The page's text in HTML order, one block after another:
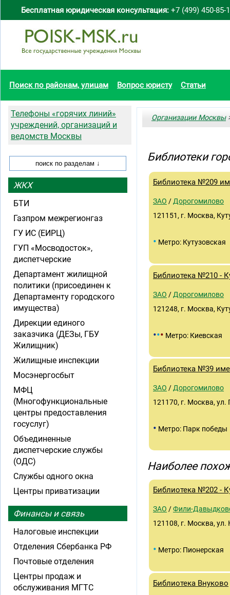
Бесплатная юридическая консультация: +7 (499) 450-85-
Поиск по районам, улицам Вопрос юристу Статьи
Организации Москвы
Библиотеки
Библиотека №209
ЗАО / Дорогомилово
121151, г. Москва,
• Метро: Кутузовская
Библиотека №210 -
ЗАО / Дорогомилово
121248, г. Москва,
••• Метро: Киевская
Библиотека №39
ЗАО / Дорогомилово
121170, г. Москва, ул.
• Метро: Парк победы
Наиболее
Библиотека №202 -
ЗАО /Фили-
121108, г. Москва, ул.
• Метро: Пионерская
Библиотека Внуково
Телефоны «горячих линий»
учреждений, организаций и
ведомств Москвы
ЖКХ
БТИ
Газпром межрегионгаз
ГУ ИС (ЕИРЦ)
ГУП «Мосводосток»,
диспетчерские
Департамент жилищной
политики (присоединен к
Департаменту городского
имущества)
Дирекции единого
заказчика (ДЕЗы, ГБУ
Жилищник)
Жилищные инспекции
Мосэнергосбыт
МФЦ
(Многофункциональные
центры предоставления
госуслуг)
Объединенные
диспетчерские службы
(ОДС)
Службы одного окна
Центры приватизации
Финансы и связь
Налоговые инспекции
Отделения Сбербанка РФ
Почтовые отделения
Центры продаж и
обслуживания МГТС